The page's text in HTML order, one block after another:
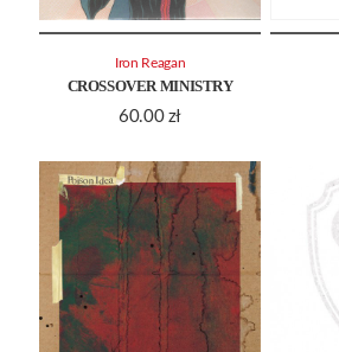
CROSSOVER MINISTRY
60.00 zł
Iron Reagan